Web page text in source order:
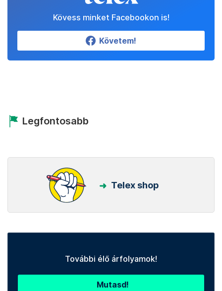
Kövess minket Facebookon is!
Követem!
Legfontosabb
Telex shop
További élő árfolyamok!
Mutasd!